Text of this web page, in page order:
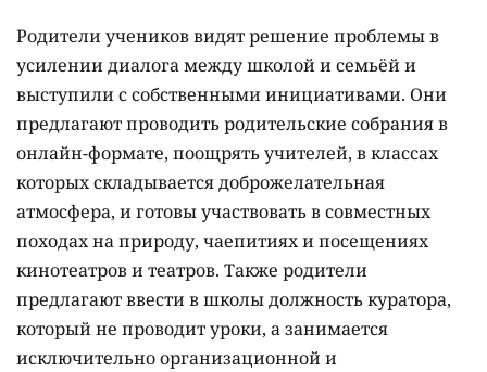
Родители учеников видят решение проблемы в
усилении диалога между школой и семьёй и
выступили с собственными инициативами. Они
предлагают проводить родительские собрания в
онлайн-формате, поощрять учителей, в классах
которых складывается доброжелательная
атмосфера, и готовы участвовать в совместных
походах на природу, чаепитиях и посещениях
кинотеатров и театров. Также родители
предлагают ввести в школы должность куратора,
который не проводит уроки, а занимается
исключительно организационной и